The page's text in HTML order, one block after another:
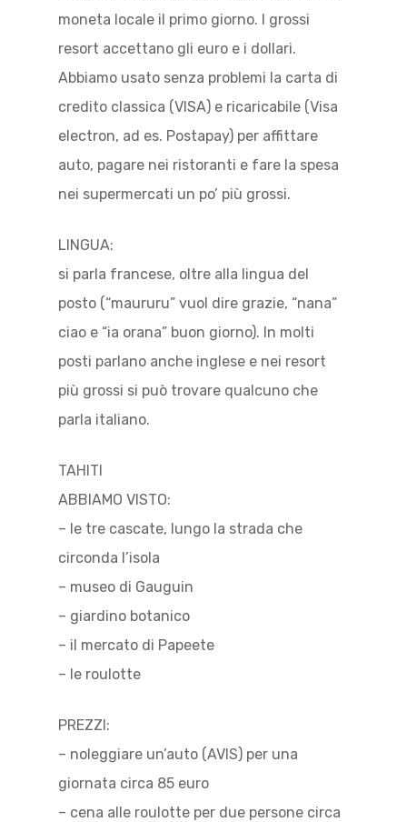
moneta locale il primo giorno. I grossi
resort accettano gli euro e i dollari.
Abbiamo usato senza problemi la carta di
credito classica (VISA) e ricaricabile (Visa
electron, ad es. Postapay) per affittare
auto, pagare nei ristoranti e fare la spesa
nei supermercati un po’ più grossi.
LINGUA:
si parla francese, oltre alla lingua del
posto (“maururu” vuol dire grazie, “nana”
ciao e “ia orana” buon giorno). In molti
posti parlano anche inglese e nei resort
più grossi si può trovare qualcuno che
parla italiano.
TAHITI
ABBIAMO VISTO:
– le tre cascate, lungo la strada che
circonda l’isola
– museo di Gauguin
– giardino botanico
– il mercato di Papeete
– le roulotte
PREZZI:
– noleggiare un’auto (AVIS) per una
giornata circa 85 euro
– cena alle roulotte per due persone circa